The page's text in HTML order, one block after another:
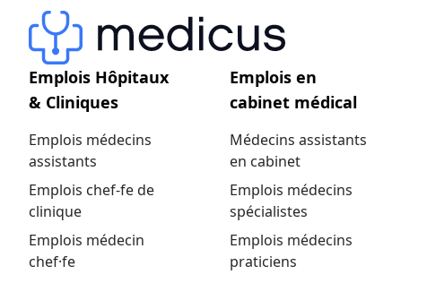
Emplois Hôpitaux
& Cliniques
Emplois médecins
assistants
Emplois chef-fe de
clinique
Emplois médecin
chef·fe
Emplois en
cabinet médical
Médecins assistants
en cabinet
Emplois médecins
spécialistes
Emplois médecins
praticiens